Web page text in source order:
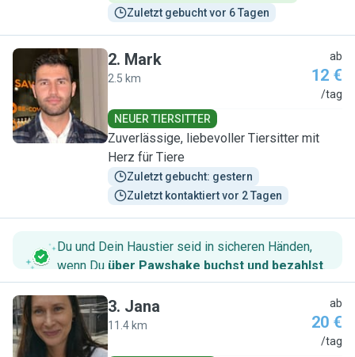
Zuletzt gebucht vor 6 Tagen
M
2. Mark
2.5 km
ab
12 €
/tag
NEUER TIERSITTER
Zuverlässige, liebevoller Tiersitter mit
Herz für Tiere
Zuletzt gebucht: gestern
Zuletzt kontaktiert vor 2 Tagen
Du und Dein Haustier seid in sicheren Händen,
wenn Du über Pawshake buchst und bezahlst.
J
3. Jana
11.4 km
ab
20 €
/tag